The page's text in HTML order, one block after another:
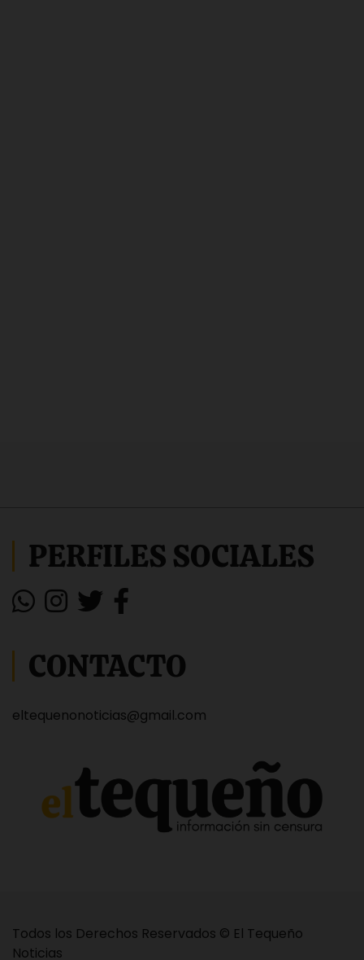
PERFILES SOCIALES
CONTACTO
eltequenonoticias@gmail.com
Todos los Derechos Reservados © El Tequeño
Noticias